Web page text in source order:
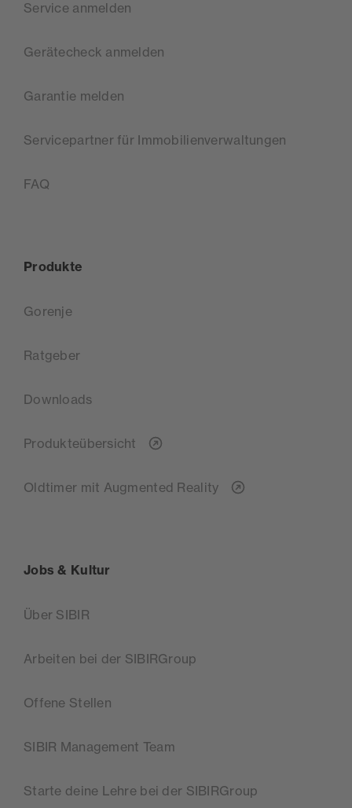
Service anmelden
Gerätecheck anmelden
Garantie melden
Servicepartner für Immobilienverwaltungen
FAQ
Produkte
Gorenje
Ratgeber
Downloads
Produkteübersicht
Oldtimer mit Augmented Reality
Jobs & Kultur
Über SIBIR
Arbeiten bei der SIBIRGroup
Offene Stellen
SIBIR Management Team
Starte deine Lehre bei der SIBIRGroup